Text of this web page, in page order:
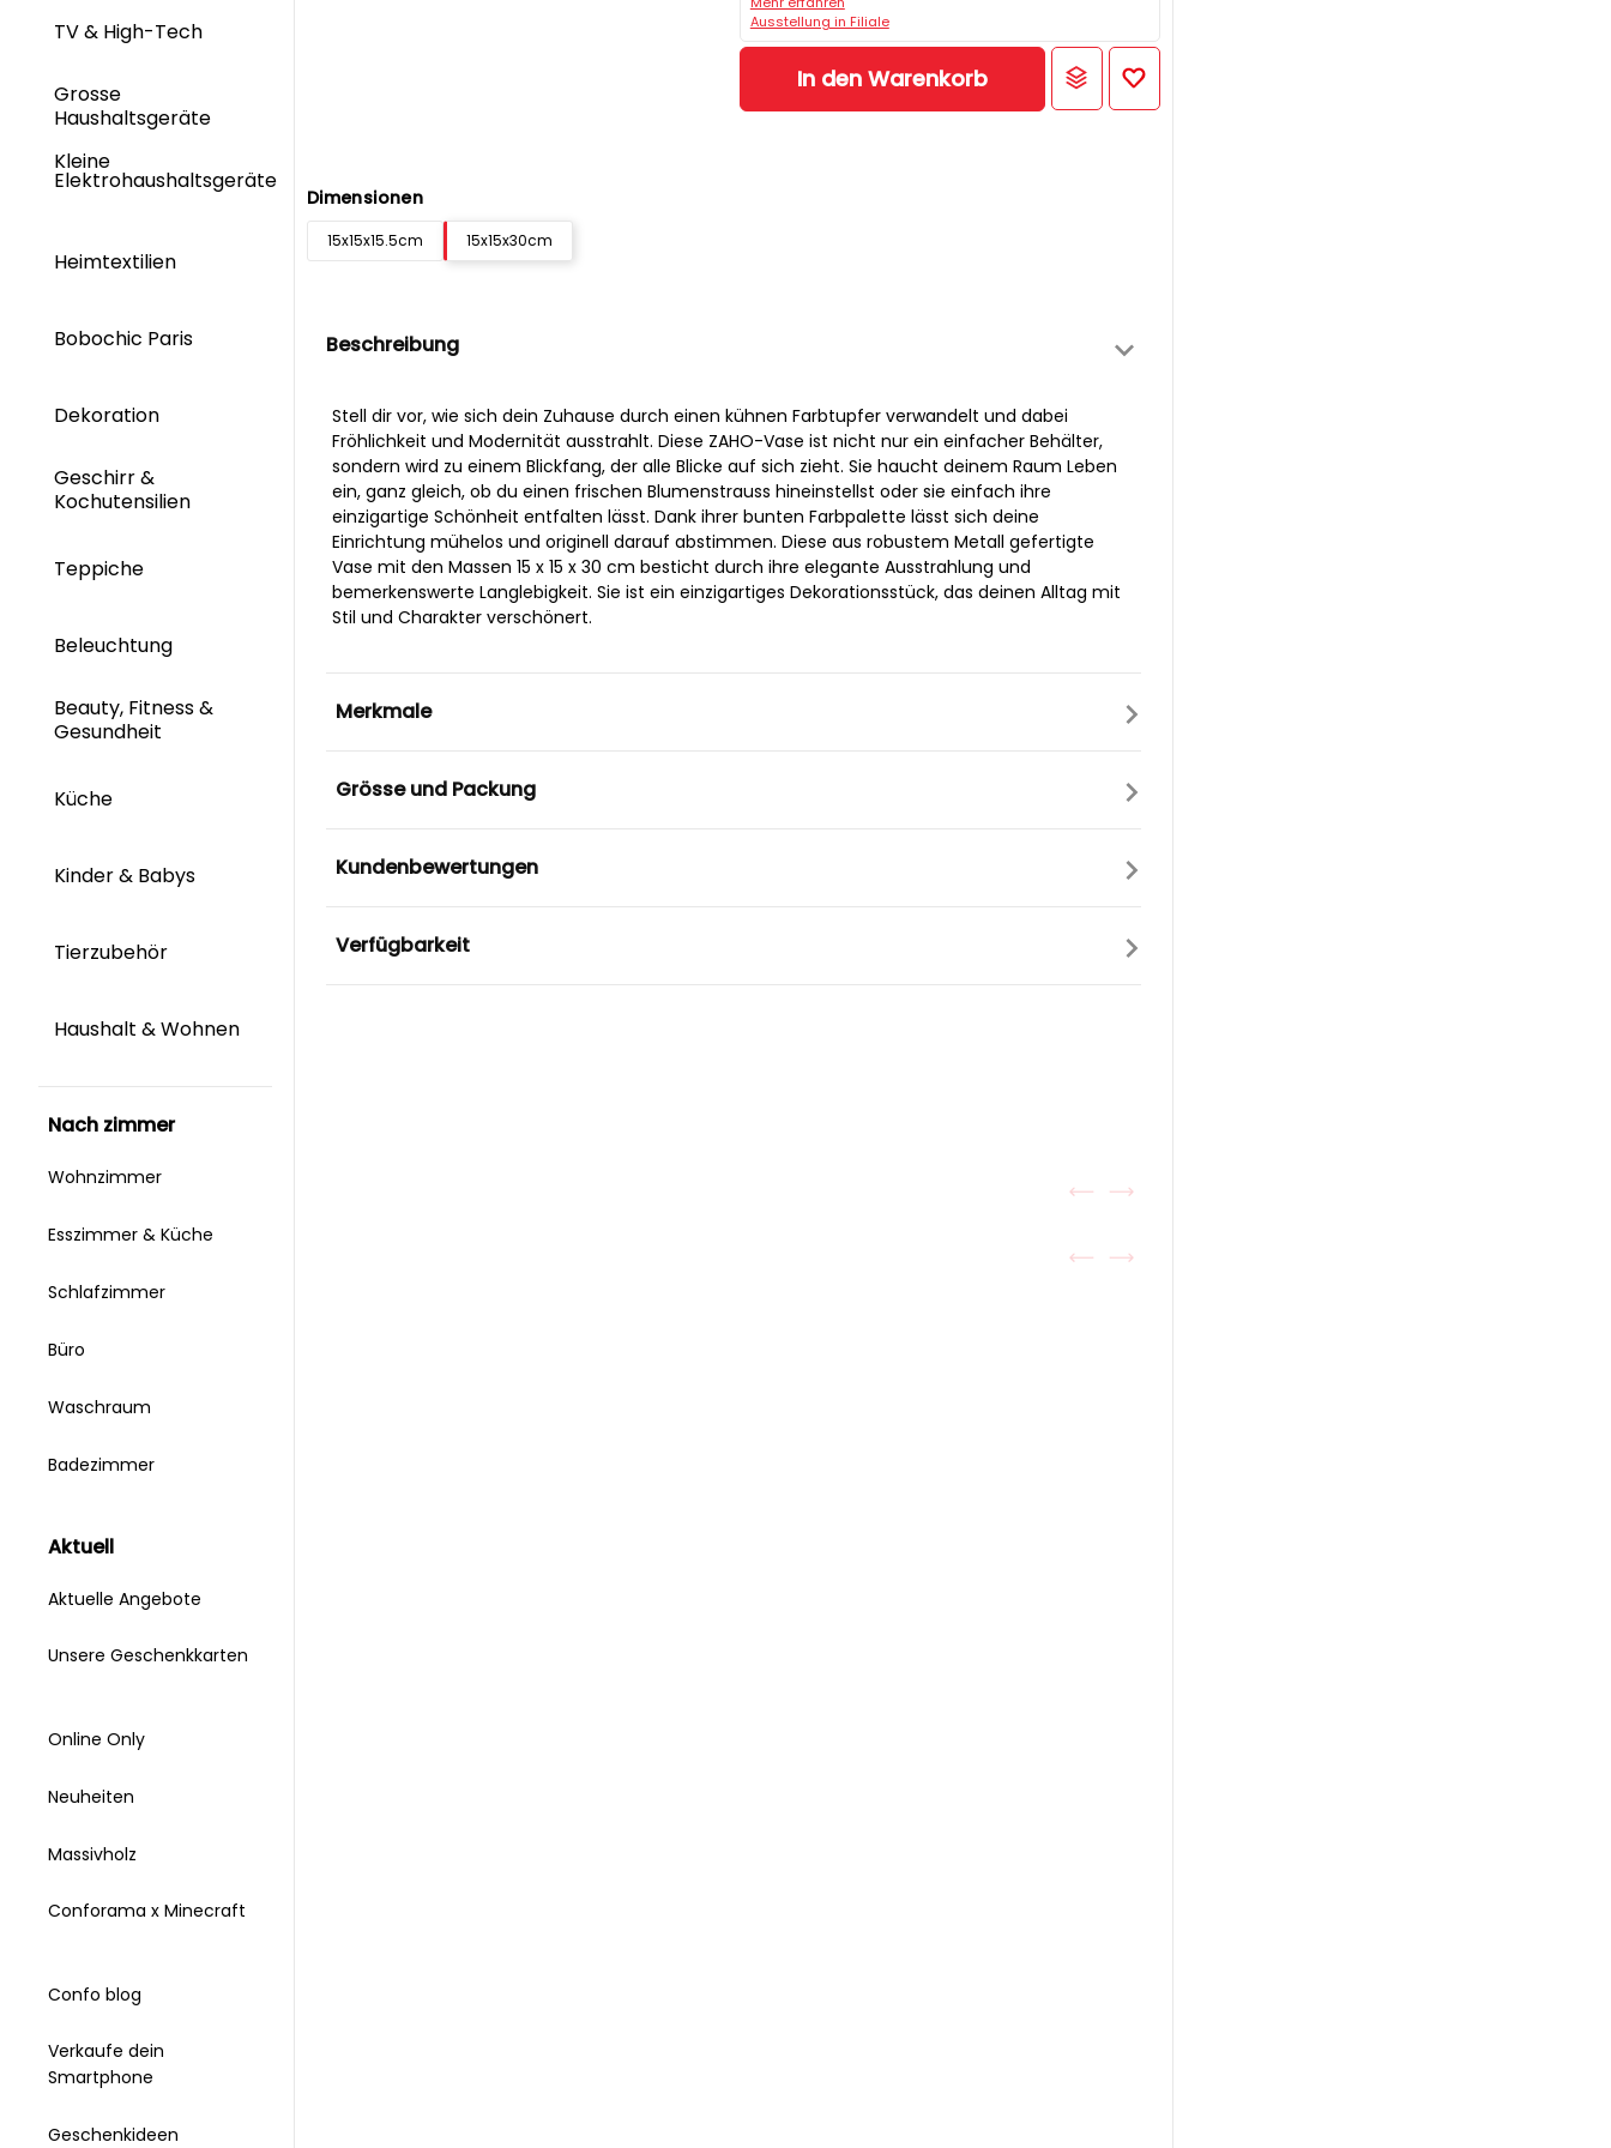
TV & High-Tech
Grosse
Haushaltsgeräte
Kleine
Elektrohaushaltsgeräte
Heimtextilien
Bobochic Paris
Dekoration
Geschirr &
Kochutensilien
Teppiche
Beleuchtung
Beauty, Fitness &
Gesundheit
Küche
Kinder & Babys
Tierzubehör
Haushalt & Wohnen
nach zimmer
Wohnzimmer
Esszimmer & Küche
Schlafzimmer
Büro
Waschraum
Badezimmer
aktuell
Aktuelle Angebote
Unsere Geschenkkarten
Online Only
Neuheiten
Massivholz
Conforama x Minecraft
Confo blog
Verkaufe dein
Smartphone
Geschenkideen
Ausstellung in Filiale
In den Warenkorb
Dimensionen
15x15x15.5cm 15x15x30cm
Beschreibung
Stell dir vor, wie sich dein Zuhause durch einen kühnen Farbtupfer verwandelt und dabei
Fröhlichkeit und Modernität ausstrahlt. Diese ZAHO-Vase ist nicht nur ein einfacher Behälter,
sondern wird zu einem Blickfang, der alle Blicke auf sich zieht. Sie haucht deinem Raum Leben
ein, ganz gleich, ob du einen frischen Blumenstrauss hineinstellst oder sie einfach ihre
einzigartige Schönheit entfalten lässt. Dank ihrer bunten Farbpalette lässt sich deine
Einrichtung mühelos und originell darauf abstimmen. Diese aus robustem Metall gefertigte
Vase mit den Massen 15 x 15 x 30 cm besticht durch ihre elegante Ausstrahlung und
bemerkenswerte Langlebigkeit. Sie ist ein einzigartiges Dekorationsstück, das deinen Alltag mit
Stil und Charakter verschönert.
Merkmale
Grösse und Packung
Kundenbewertungen
Verfügbarkeit